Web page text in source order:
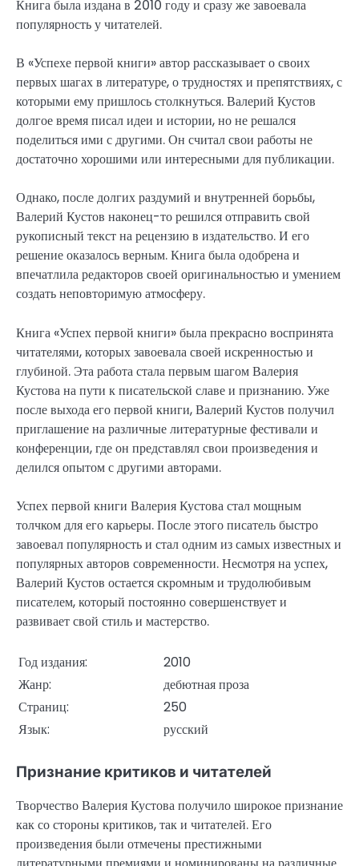
Книга была издана в 2010 году и сразу же завоевала
популярность у читателей.
В «Успехе первой книги» автор рассказывает о своих
первых шагах в литературе, о трудностях и препятствиях, с
которыми ему пришлось столкнуться. Валерий Кустов
долгое время писал идеи и истории, но не решался
поделиться ими с другими. Он считал свои работы не
достаточно хорошими или интересными для публикации.
Однако, после долгих раздумий и внутренней борьбы,
Валерий Кустов наконец-то решился отправить свой
рукописный текст на рецензию в издательство. И его
решение оказалось верным. Книга была одобрена и
впечатлила редакторов своей оригинальностью и умением
создать неповторимую атмосферу.
Книга «Успех первой книги» была прекрасно воспринята
читателями, которых завоевала своей искренностью и
глубиной. Эта работа стала первым шагом Валерия
Кустова на пути к писательской славе и признанию. Уже
после выхода его первой книги, Валерий Кустов получил
приглашение на различные литературные фестивали и
конференции, где он представлял свои произведения и
делился опытом с другими авторами.
Успех первой книги Валерия Кустова стал мощным
толчком для его карьеры. После этого писатель быстро
завоевал популярность и стал одним из самых известных и
популярных авторов современности. Несмотря на успех,
Валерий Кустов остается скромным и трудолюбивым
писателем, который постоянно совершенствует и
развивает свой стиль и мастерство.
Год издания:
2010
Жанр:
дебютная проза
Страниц:
250
Язык:
русский
Признание критиков и читателей
Творчество Валерия Кустова получило широкое признание
как со стороны критиков, так и читателей. Его
произведения были отмечены престижными